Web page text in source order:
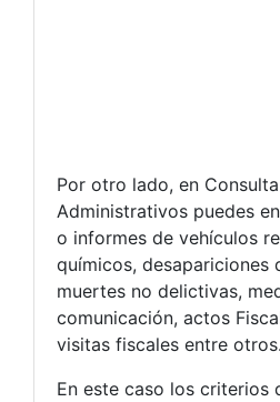
Por otro lado, en
Administrativos puedes
o informes de vehículos
químicos, desapariciones
muertes no delictivas,
comunicación, actos
visitas fiscales entre otros.
En este caso los criterios